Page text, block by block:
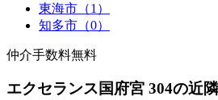
東海市（1）
知多市（0）
仲介手数料無料
エクセランス国府宮 304の近